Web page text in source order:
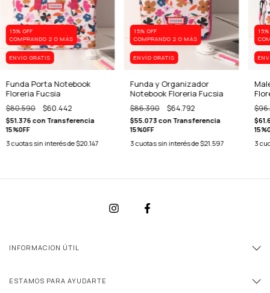
15% OFF
COMPRANDO 2 O MÁS
ENVÍO GRATIS
Funda Porta Notebook
Floreria Fucsia
$80.590 $60.442
$51.376 con Transferencia
15%0FF
3cuotas sin interés de$20.147
15% OFF
COMPRANDO 2 O MÁS
ENVÍO GRATIS
Funda y Organizador
Notebook Floreria Fucsia
$86.390 $64.792
$55.073 con Transferencia
15%0FF
3cuotas sin interés de$21.597
3
INFORMACION ÚTIL
ESTAMOS PARA AYUDARTE